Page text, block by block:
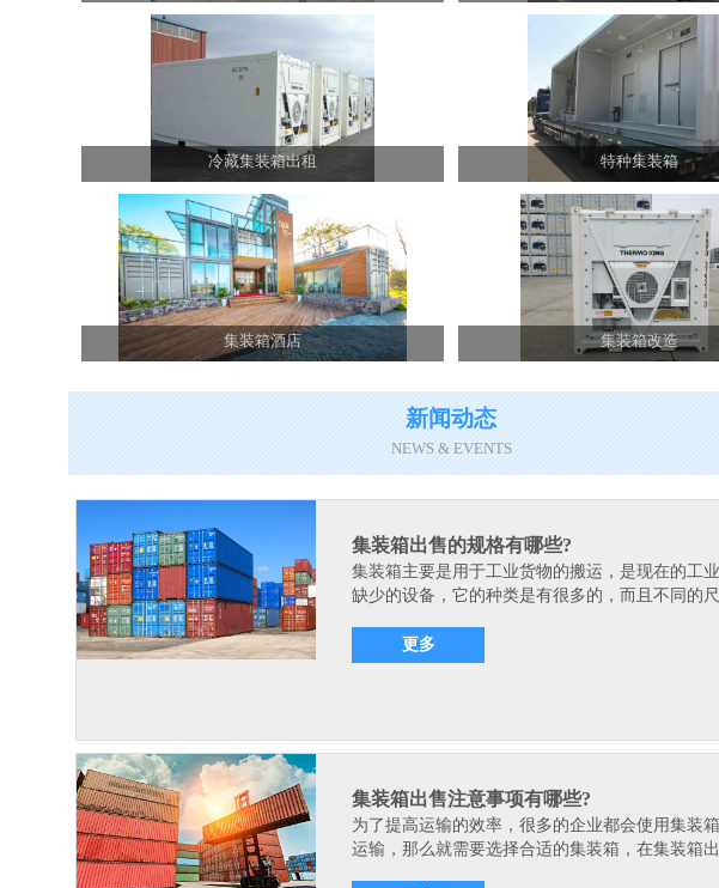
冷藏集装箱出租 特种集装箱
集装箱酒店 集装箱改造
新闻动态
NEWS & EVENTS
集装箱出售的规格有哪些?
集装箱主要是用于工业货物的搬运，是现在的工
缺少的设备，它的种类是有很多的，而且不同的
更多
集装箱出售注意事项有哪些?
为了提高运输的效率，很多的企业都会使用集装
运输，那么就需要选择合适的集装箱，在集装箱